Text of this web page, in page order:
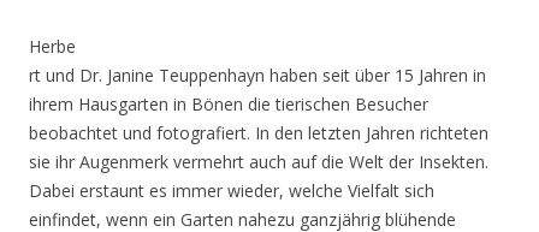
Herbe
rt und Dr. Janine Teuppenhayn haben seit über 15 Jahren in
ihrem Hausgarten in Bönen die tierischen Besucher
beobachtet und fotografiert. In den letzten Jahren richteten
sie ihr Augenmerk vermehrt auch auf die Welt der Insekten.
Dabei erstaunt es immer wieder, welche Vielfalt sich
einfindet, wenn ein Garten nahezu ganzjährig blühende